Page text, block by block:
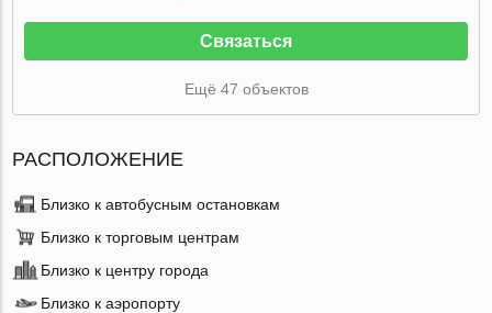
Связаться
Ещё 47 объектов
РАСПОЛОЖЕНИЕ
Близко к автобусным остановкам
Близко к торговым центрам
Близко к центру города
Близко к аэропорту